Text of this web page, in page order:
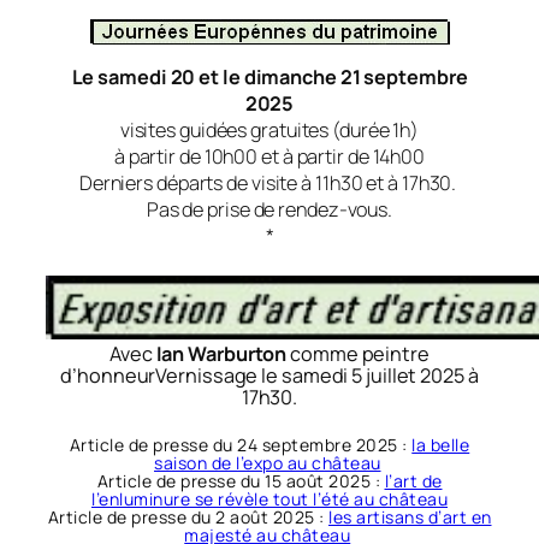
Le samedi 20 et le dimanche 21 septembre
2025
visites guidées gratuites (durée 1h)
à partir de 10h00 et à partir de 14h00
Derniers départs de visite à 11h30 et à 17h30.
Pas de prise de rendez-vous.
*
AvecIan Warburtoncomme peintre
d’honneurVernissage le samedi 5 juillet 2025 à
17h30.
Article de presse du 24 septembre 2025 : la belle
saison de l’expo au château
Article de presse du 15 août 2025 : l’art de
l’enluminure se révèle tout l’été au château
Article de presse du 2 août 2025 : les artisans d’art en
majesté au château